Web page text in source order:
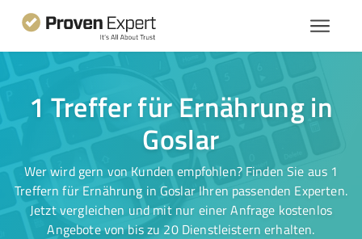
1 Treffer für Ernährung in
Goslar
Wer wird gern von Kunden empfohlen? Finden Sie aus 1
Treffern für Ernährung in Goslar Ihren passenden Experten.
Jetzt vergleichen und mit nur einer Anfrage kostenlos
Angebote von bis zu 20 Dienstleistern erhalten.